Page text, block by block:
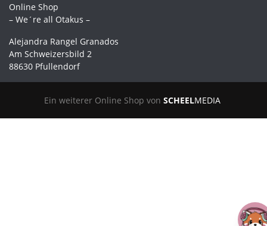
Online Shop
– We´re all Otakus –
Alejandra Rangel Granados
Am Schweizersbild 2
88630 Pfullendorf
Ein weiterer Online Shop von SCHEELMEDIA